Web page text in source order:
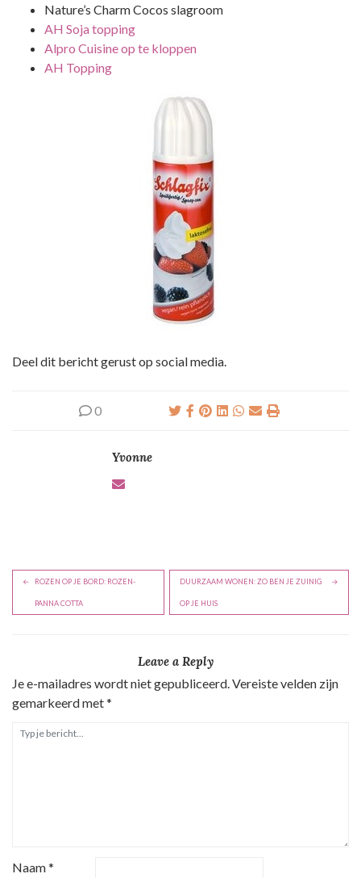
Nature’s Charm Cocos slagroom
AH Soja topping
Alpro Cuisine op te kloppen
AH Topping
Deel dit bericht gerust op social media.
0
Yvonne
B
h
t
n
ROZEN OP JE BORD: ROZEN-
PANNA COTTA
DUURZAAM WONEN: ZO BEN JE ZUINIG
OP JE HUIS
Leave a Reply
Je e-mailadres wordt niet gepubliceerd. Vereiste velden zijn
gemarkeerd met*
Naam*